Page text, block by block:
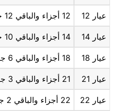
عيار 12 12 أجزاء والباقي 12 جزء من النحاس أو الفضة
عيار 14 14 أجزاء والباقي 10 جزء من النحاس أو الفضة
عيار 18 18 أجزاء والباقي 6 جزء من النحاس أو الفضة
عيار 21 21 أجزاء والباقي 3 جزء من النحاس أو الفضة
عيار 22 22 أجزاء والباقي 2 جزء من النحاس أو الفضة